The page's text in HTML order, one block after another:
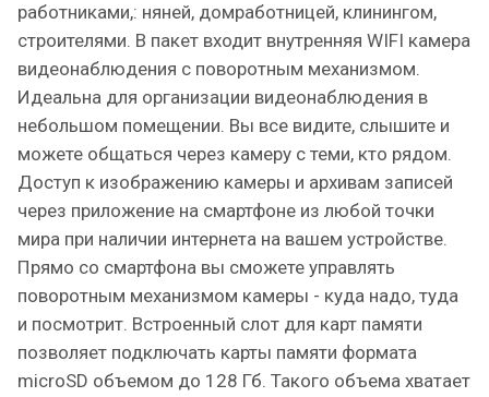
работниками,: няней, домработницей, клинингом,
строителями. В пакет входит внутренняя WIFI камера
видеонаблюдения с поворотным механизмом.
Идеальна для организации видеонаблюдения в
небольшом помещении. Вы все видите, слышите и
можете общаться через камеру с теми, кто рядом.
Доступ к изображению камеры и архивам записей
через приложение на смартфоне из любой точки
мира при наличии интернета на вашем устройстве.
Прямо со смартфона вы сможете управлять
поворотным механизмом камеры - куда надо, туда
и посмотрит. Встроенный слот для карт памяти
позволяет подключать карты памяти формата
microSD объемом до 128 Гб. Такого объема хватает